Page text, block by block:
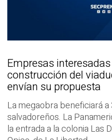
Empresas
construcción del
envían su propuesta
La megaobra beneficiará a
salvadoreños. La
la entrada a la colonia Las